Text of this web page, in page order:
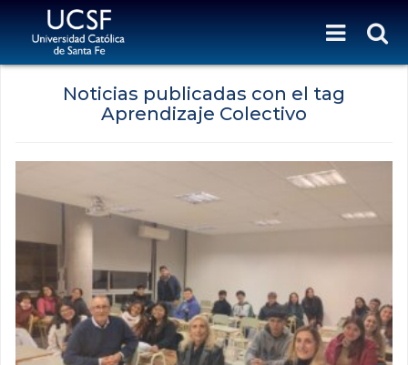
Noticias publicadas con el tag
Aprendizaje Colectivo